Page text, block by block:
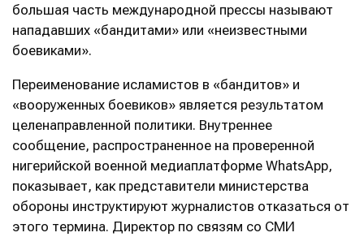
большая часть международной прессы называют
нападавших «бандитами» или «неизвестными
боевиками».
Переименование исламистов в «бандитов» и
«вооруженных боевиков» является результатом
целенаправленной политики. Внутреннее
сообщение, распространенное на проверенной
нигерийской военной медиаплатформе WhatsApp,
показывает, как представители министерства
обороны инструктируют журналистов отказаться от
этого термина. Директор по связям со СМИ